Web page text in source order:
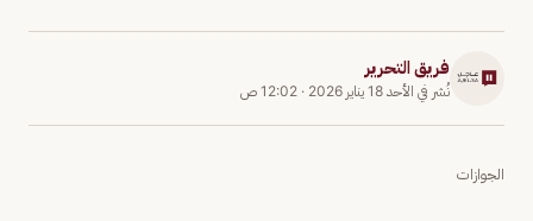
فريق التحرير
نُشر في الأحد 18 يناير 2026 · 12:02 ص
الجوازات